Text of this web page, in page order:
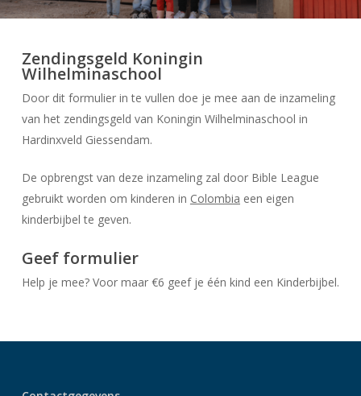
Zendingsgeld Koningin
Wilhelminaschool
Door dit formulier in te vullen doe je mee aan de inzameling
van het zendingsgeld van Koningin Wilhelminaschool in
Hardinxveld Giessendam.
De opbrengst van deze inzameling zal door Bible League
gebruikt worden om kinderen in Colombia een eigen
kinderbijbel te geven.
Geef formulier
Help je mee? Voor maar €6 geef je één kind een Kinderbijbel.